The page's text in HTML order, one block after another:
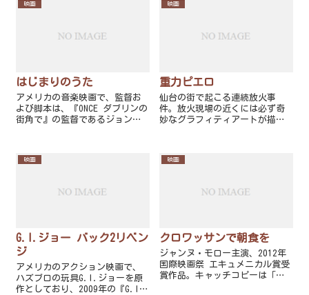
映画
はじまりのうた
アメリカの音楽映画で、監督お
よび脚本は、『ONCE ダブリンの
街角で』の監督であるジョン・
を演じたマーク・ラファロ。
映画
重力ピエロ
仙台の街で起こる連続放火事
件。放火現場の近くには必ず奇
妙なグラフィティアートが描か
出す。
映画
G.I.ジョー バック2リベン
ジ
アメリカのアクション映画で、
ハズブロの玩具G.I.ジョーを原
作としており、2009年の『G.I.
映画
クロワッサンで朝食を
ジャンヌ・モロー主演、2012年
国際映画祭 エキュメニカル賞受
賞作品。キャッチコピーは「は